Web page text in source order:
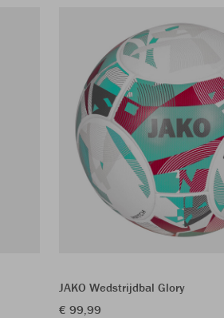
JAKO Wedstrijdbal Glory
€ 99,99